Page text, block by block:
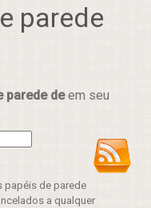
parede
parede deem seu
papéis de parede
a qualquer